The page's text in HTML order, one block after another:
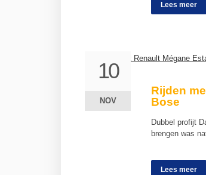
Lees meer
Rijden
Bose
Dubbel profijt
brengen was
Lees meer
10
NOV
10
NOV